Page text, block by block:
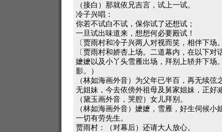
（接白）那就依兄吉言，试上一试。
冷子兴唱：
你若不试白不试，保你试了还想试；
一旦试出味道来，想想何必要殿试！
〔贾雨村和冷子兴两人对视而笑，相伴下场
〔贾雨村和娇杏上场。二道幕内，在以下
嬷嬷以及小丫头雪雁出场，拜别上轿并下场
影。）
（林如海画外音）为父年已半百，再无续
无姐妹，今去依傍外祖母及舅家姐妹，正好
（黛玉画外音，哭腔）女儿拜别。
（林如海画外音）嬷嬷，雪雁，好生伺候
一切有劳先生。
贾雨村：（对幕后）还请大人放心。